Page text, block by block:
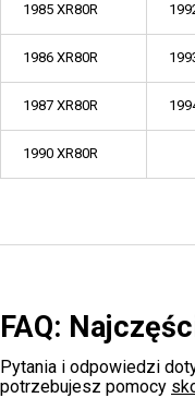
1985 XR80R
1986 XR80R
1987 XR80R
1990 XR80R
FAQ:
Pytania i odpowiedzi
potrzebujesz pomocy